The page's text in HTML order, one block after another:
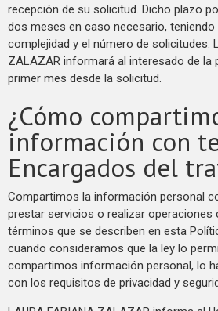
recepción de su solicitud. Dicho plazo
dos meses en caso necesario, teniendo
complejidad y el número de solicitudes.
ZALAZAR informará al interesado de la
primer mes desde la solicitud.
¿Cómo
información con
Encargados del
Compartimos la información personal
prestar servicios o realizar operaciones
términos que se describen en esta
cuando consideramos que la ley lo
compartimos información personal, lo
con los requisitos de privacidad y